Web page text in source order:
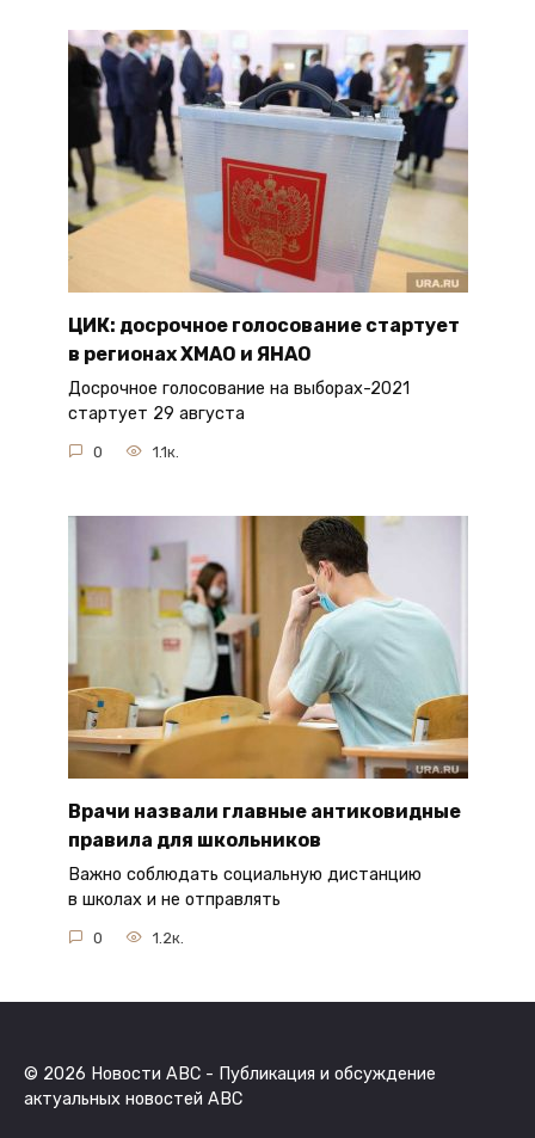
ЦИК: досрочное голосование стартует
в регионах ХМАО и ЯНАО
Досрочное голосование на выборах-2021
стартует 29 августа
0 1.1к.
Врачи назвали главные антиковидные
правила для школьников
Важно соблюдать социальную дистанцию
в школах и не отправлять
0 1.2к.
© 2026 Новости ABC - Публикация и обсуждение
актуальных новостей ABC